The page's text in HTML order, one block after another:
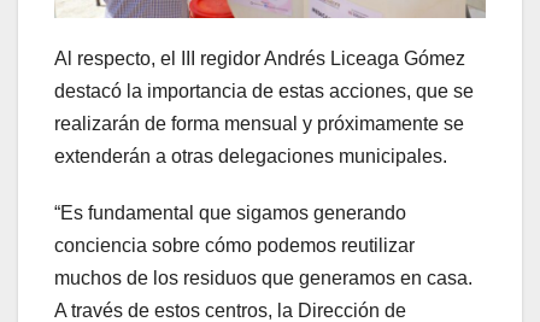
Al respecto, el III regidor Andrés Liceaga Gómez
destacó la importancia de estas acciones, que se
realizarán de forma mensual y próximamente se
extenderán a otras delegaciones municipales.
“Es fundamental que sigamos generando
conciencia sobre cómo podemos reutilizar
muchos de los residuos que generamos en casa.
A través de estos centros, la Dirección de